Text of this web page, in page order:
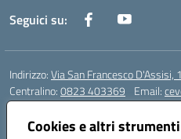
Cookies e altri
Seguici su:
Indirizzo:Via San Francesco
Centralino:0823 403369 Email:
Posta elettronica certificata (PEC):